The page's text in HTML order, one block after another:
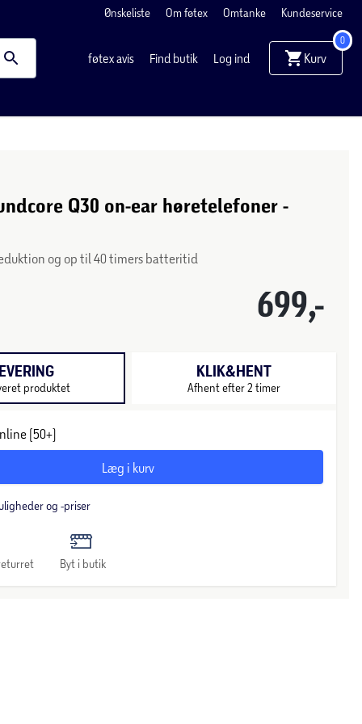
Ønskeliste Om føtex Omtanke Kundeservice
føtex avis Find butik Log ind Kurv
0
Q30 on-ear høretelefoner -
og op til 40 timers batteritid
699,-
produktet
KLIK&HENT
Afhent efter 2 timer
(50+)
Læg i kurv
og -priser
Byt i butik